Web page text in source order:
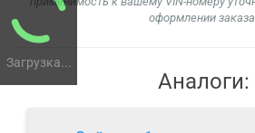
Загрузка...
оформлении
Аналоги: